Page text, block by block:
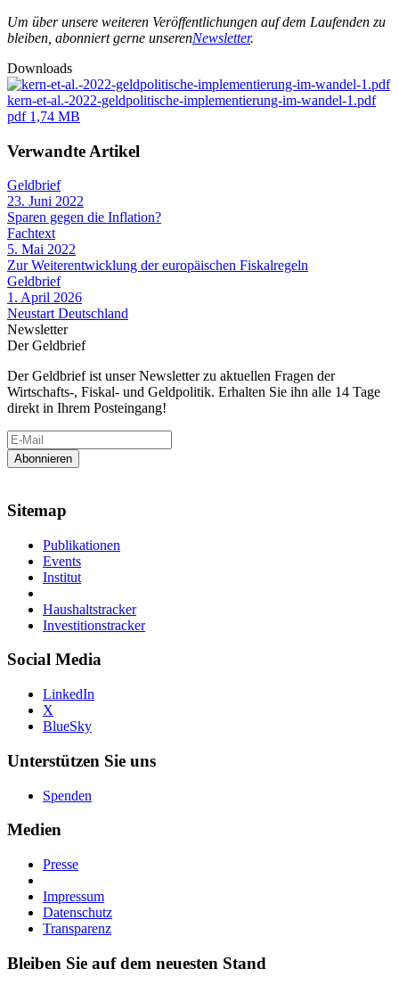
Um über unsere weiteren Veröffentlichungen auf dem Laufenden zu
bleiben, abonniert gerne unserenNewsletter.
Downloads
kern-et-al.-2022-geldpolitische-implementierung-im-wandel-1.pdf
pdf 1,74 MB
Verwandte Artikel
Geldbrief
23. Juni 2022
Sparen gegen die Inflation?
Fachtext
5. Mai 2022
Zur Weiterentwicklung der europäischen Fiskalregeln
Geldbrief
1. April 2026
Neustart Deutschland
Newsletter
Der Geldbrief
Der Geldbrief ist unser Newsletter zu aktuellen Fragen der
Wirtschafts-, Fiskal- und Geldpolitik. Erhalten Sie ihn alle 14 Tage
direkt in Ihrem Posteingang!
Sitemap
Publikationen
Events
Institut
Haushaltstracker
Investitionstracker
Social Media
LinkedIn
X
BlueSky
Unterstützen Sie uns
Spenden
Medien
Presse
Impressum
Datenschutz
Transparenz
Bleiben Sie auf dem neuesten Stand